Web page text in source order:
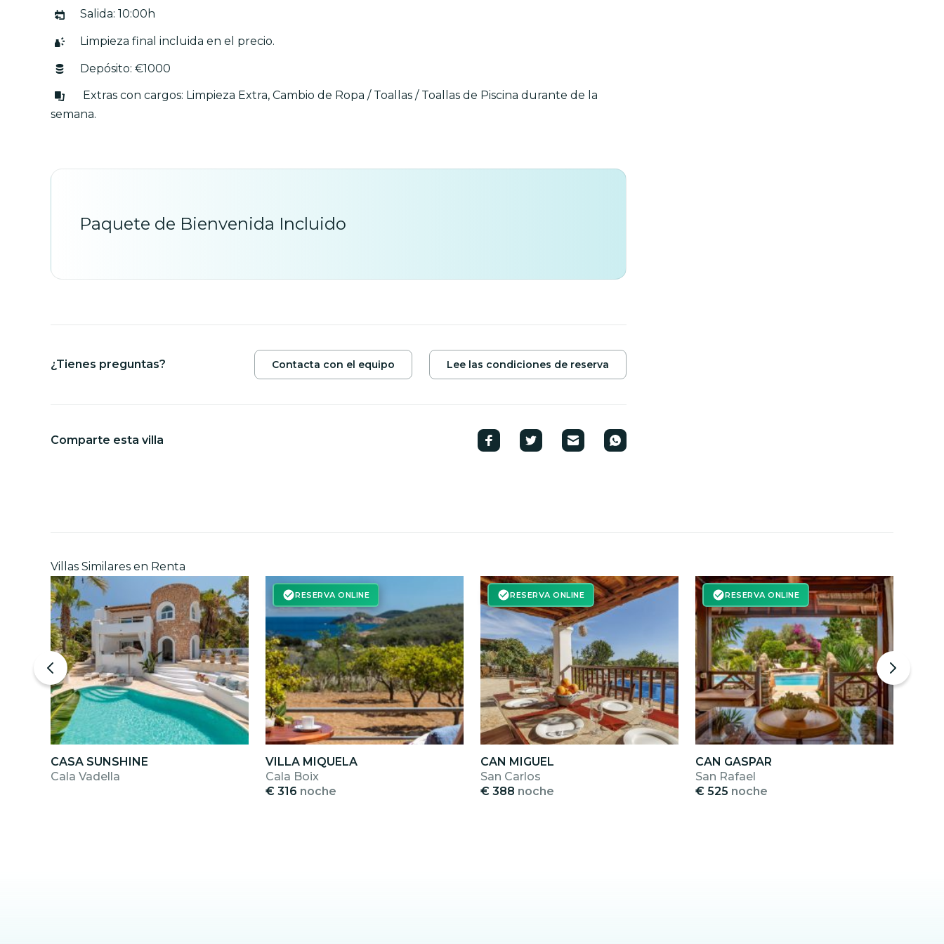
Salida: 10:00h
Limpieza final incluida en el precio.
Depósito: €1000
Extras con cargos: Limpieza Extra, Cambio de Ropa / Toallas / Toallas de Piscina durante de la
semana.
Paquete de Bienvenida Incluido
¿Tienes preguntas? Contacta con el equipo Lee las condiciones de reserva
Comparte esta villa
Villas Similares en Renta
CASA SUNSHINE
Cala Vadella
RESERVA ONLINE
VILLA MIQUELA
Cala Boix
€ 316 noche
RESERVA ONLINE
CAN MIGUEL
San Carlos
€ 388 noche
RESERVA ONLINE
CAN GASPAR
San Rafael
€ 525 noche